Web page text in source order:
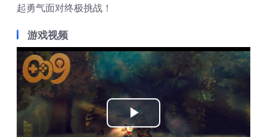
起勇气面对终极挑战！
游戏视频
Play